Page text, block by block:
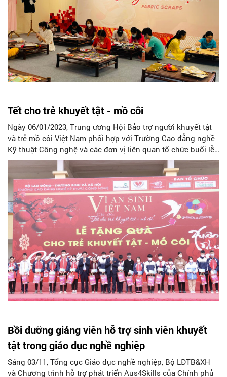
Tết cho trẻ khuyết tật - mồ côi
Ngày 06/01/2023, Trung ương Hội Bảo trợ người khuyết tật
và trẻ mồ côi Việt Nam phối hợp với Trường Cao đẳng nghề
Kỹ thuật Công nghệ và các đơn vị liên quan tổ chức buổi lễ
trao quà cho các em khuyết tật và mồ côi.
Bồi dưỡng giảng viên hỗ trợ sinh viên khuyết
tật trong giáo dục nghề nghiệp
Sáng 03/11, Tổng cục Giáo dục nghề nghiệp, Bộ LĐTB&XH
và Chương trình hỗ trợ phát triển Aus4Skills của Chính phủ